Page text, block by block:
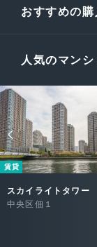
おすすめの
人気のマン
賃貸
スカイライトタワー
中央区佃１